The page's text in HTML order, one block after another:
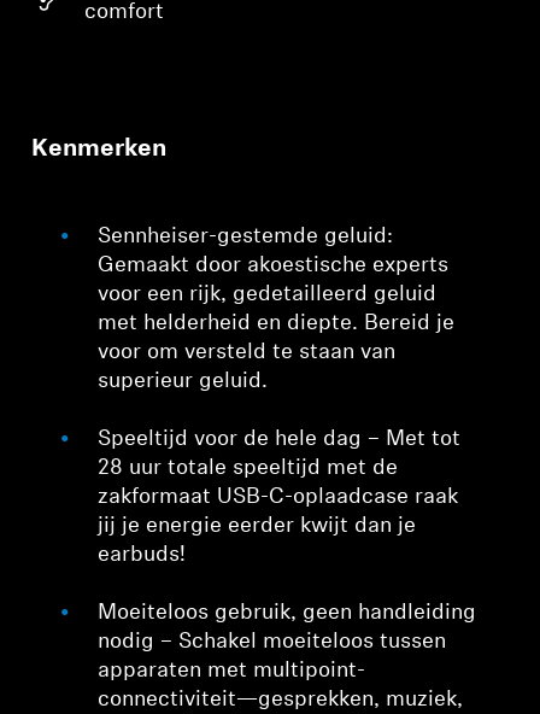
comfort
Kenmerken
Sennheiser-gestemde geluid:
Gemaakt door akoestische experts
voor een rijk, gedetailleerd geluid
met helderheid en diepte. Bereid je
voor om versteld te staan van
superieur geluid.
Speeltijd voor de hele dag – Met tot
28 uur totale speeltijd met de
zakformaat USB-C-oplaadcase raak
jij je energie eerder kwijt dan je
earbuds!
Moeiteloos gebruik, geen handleiding
nodig – Schakel moeiteloos tussen
apparaten met multipoint-
connectiviteit—gesprekken, muziek,